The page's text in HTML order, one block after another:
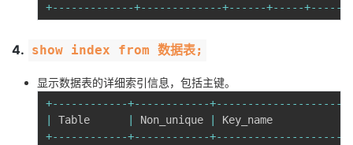
+-- -- -- -- -- -- -+-- -- -- -- -- -- -+-- -- --+-- -- -+-- -- --
4. show index from 数据表;
显示数据表的详细索引信息，包括主键。
+-- -- -- -- -- --+-- -- -- -- -- --+-- -- -- -- -- -- -- -- -- --
Table Non_unique
+-- -- -- -- -- --+-- -- -- -- -- --+-- -- -- -- -- -- -- -- -- --